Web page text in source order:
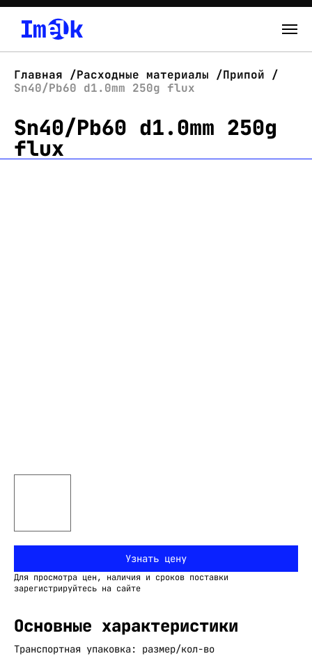
О нас
Новости
Главная Расходные материалы
Припой
Sn40/Pb60 d1.0mm 250g flux
Sn40/Pb60 d1.0mm 250g
flux
Узнать цену
Для просмотра цен, наличия и сроков поставки
зарегистрируйтесь на сайте
Основные характеристики
Транспортная упаковка: размер/кол-во